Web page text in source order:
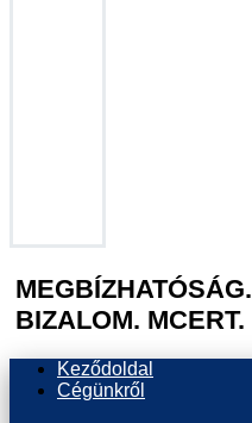
MEGBÍZHATÓSÁG.
BIZALOM. MCERT.
Keződoldal
Cégünkről